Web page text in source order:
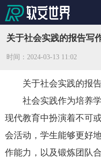
关于社会实践的报告写
时间：2024-03-13 11:02
关于社会实践的报
社会实践作为培养
现代教育中扮演着不可
会活动，学生能够更好
作能力，以及锻炼团队